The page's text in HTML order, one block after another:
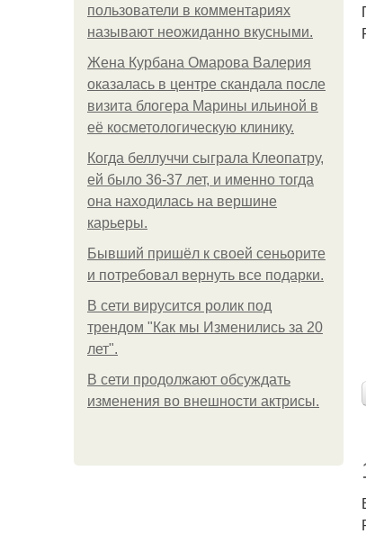
пользователи в комментариях
называют неожиданно вкусными.
Жена Курбана Омарова Валерия
оказалась в центре скандала после
визита блогера Марины ильиной в
её косметологическую клинику.
Когда беллуччи сыграла Клеопатру,
ей было 36-37 лет, и именно тогда
она находилась на вершине
карьеры.
Бывший пришёл к своей сеньорите
и потребовал вернуть все подарки.
В сети вирусится ролик под
трендом "Как мы Изменились за 20
лет".
В сети продолжают обсуждать
изменения во внешности актрисы.